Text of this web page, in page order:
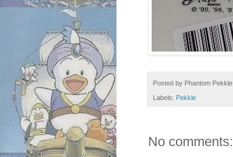
Posted by Phantom Pekkle
Labels: Pekkle
No comments: